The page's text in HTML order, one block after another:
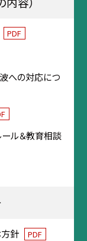
PDF
への対応につ
ール＆教育相談
針 PDF